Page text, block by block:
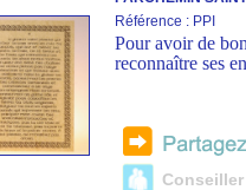
Référence : PPI
Pour avoir de
reconnaître ses